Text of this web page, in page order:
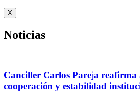
X
Noticias
Canciller Carlos Pareja reafirma
cooperación y estabilidad